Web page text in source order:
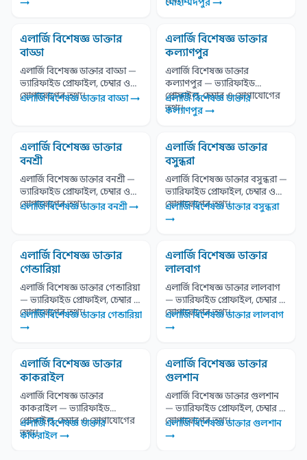
এলার্জি বিশেষজ্ঞ ডাক্তার
বাড্ডা
এলার্জি বিশেষজ্ঞ ডাক্তার বাড্ডা —
ভ্যারিফাইড প্রোফাইল, চেম্বার ও
যোগাযোগের তথ্য।
এলার্জি বিশেষজ্ঞ ডাক্তার বাড্ডা →
এলার্জি বিশেষজ্ঞ ডাক্তার
কল্যাণপুর
এলার্জি বিশেষজ্ঞ ডাক্তার
কল্যাণপুর — ভ্যারিফাইড
প্রোফাইল, চেম্বার ও যোগাযোগের
তথ্য।
এলার্জি বিশেষজ্ঞ ডাক্তার
কল্যাণপুর →
এলার্জি বিশেষজ্ঞ ডাক্তার
বনশ্রী
এলার্জি বিশেষজ্ঞ ডাক্তার বনশ্রী —
ভ্যারিফাইড প্রোফাইল, চেম্বার ও
যোগাযোগের তথ্য।
এলার্জি বিশেষজ্ঞ ডাক্তার বনশ্রী →
এলার্জি বিশেষজ্ঞ ডাক্তার
বসুন্ধরা
এলার্জি বিশেষজ্ঞ ডাক্তার বসুন্ধরা —
ভ্যারিফাইড প্রোফাইল, চেম্বার ও
যোগাযোগের তথ্য।
এলার্জি বিশেষজ্ঞ ডাক্তার বসুন্ধরা
→
এলার্জি বিশেষজ্ঞ ডাক্তার
গেন্ডারিয়া
এলার্জি বিশেষজ্ঞ ডাক্তার গেন্ডারিয়া
— ভ্যারিফাইড প্রোফাইল, চেম্বার ও
যোগাযোগের তথ্য।
এলার্জি বিশেষজ্ঞ ডাক্তার গেন্ডারিয়া
→
এলার্জি বিশেষজ্ঞ ডাক্তার
লালবাগ
এলার্জি বিশেষজ্ঞ ডাক্তার লালবাগ
— ভ্যারিফাইড প্রোফাইল, চেম্বার ও
যোগাযোগের তথ্য।
এলার্জি বিশেষজ্ঞ ডাক্তার লালবাগ
→
এলার্জি বিশেষজ্ঞ ডাক্তার
কাকরাইল
এলার্জি বিশেষজ্ঞ ডাক্তার
কাকরাইল — ভ্যারিফাইড
প্রোফাইল, চেম্বার ও যোগাযোগের
তথ্য।
এলার্জি বিশেষজ্ঞ ডাক্তার
কাকরাইল →
এলার্জি বিশেষজ্ঞ ডাক্তার
গুলশান
এলার্জি বিশেষজ্ঞ ডাক্তার গুলশান
— ভ্যারিফাইড প্রোফাইল, চেম্বার ও
যোগাযোগের তথ্য।
এলার্জি বিশেষজ্ঞ ডাক্তার গুলশান
→